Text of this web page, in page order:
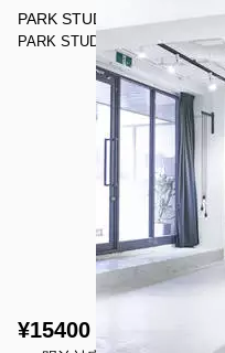
PARK STUDIO_TOKYO
PARK STUDIO_TOKYO
¥15400 〜 ¥17600